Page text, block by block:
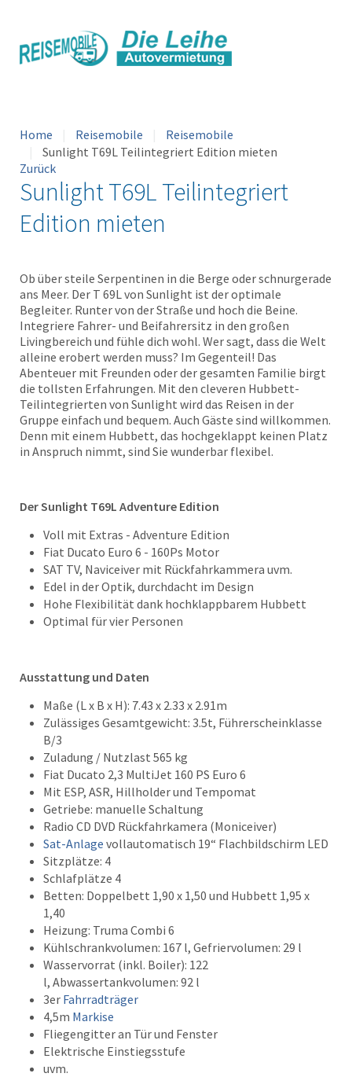
Home Reisemobile
Reisemobile
Sunlight T69L Teilintegriert Edition mieten
Zurück
Sunlight T69L Teilintegriert
Edition mieten
Ob über steile Serpentinen in die Berge oder schnurgerade
ans Meer. Der T 69L von Sunlight ist der optimale
Begleiter. Runter von der Straße und hoch die Beine.
Integriere Fahrer- und Beifahrersitz in den großen
Livingbereich und fühle dich wohl. Wer sagt, dass die Welt
alleine erobert werden muss? Im Gegenteil! Das
Abenteuer mit Freunden oder der gesamten Familie birgt
die tollsten Erfahrungen. Mit den cleveren Hubbett-
Teilintegrierten von Sunlight wird das Reisen in der
Gruppe einfach und bequem. Auch Gäste sind willkommen.
Denn mit einem Hubbett, das hochgeklappt keinen Platz
in Anspruch nimmt, sind Sie wunderbar flexibel.
Der Sunlight T69L Adventure Edition
Voll mit Extras - Adventure Edition
Fiat Ducato Euro 6 - 160Ps Motor
SAT TV, Naviceiver mit Rückfahrkammera uvm.
Edel in der Optik, durchdacht im Design
Hohe Flexibilität dank hochklappbarem Hubbett
Optimal für vier Personen
Ausstattung und Daten
Maße (L x B x H): 7.43 x 2.33 x 2.91m
Zulässiges Gesamtgewicht: 3.5t, Führerscheinklasse
B/3
Zuladung / Nutzlast 565 kg
Fiat Ducato 2,3 MultiJet 160 PS Euro 6
Mit ESP, ASR, Hillholder und Tempomat
Getriebe: manuelle Schaltung
Radio CD DVD Rückfahrkamera (Moniceiver)
Sat-Anlage vollautomatisch 19“ Flachbildschirm LED
Sitzplätze: 4
Schlafplätze 4
Betten: Doppelbett 1,90 x 1,50 und Hubbett 1,95 x
1,40
Heizung: Truma Combi 6
Kühlschrankvolumen: 167 l, Gefriervolumen: 29 l
Wasservorrat (inkl. Boiler): 122
l, Abwassertankvolumen: 92 l
3er Fahrradträger
4,5m Markise
Fliegengitter an Tür und Fenster
Elektrische Einstiegsstufe
uvm.